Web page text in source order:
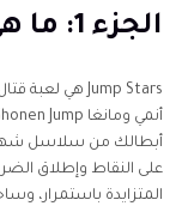
الجزء 2: جميع أكواد Jump Stars الجديدة
الجزء 4: أين تجد المزيد من أكواد Jump Stars؟
الجزء 1: ما هي لعبة Jump Stars؟
على النقاط وإطلاق
المتزايدة باستمرار،